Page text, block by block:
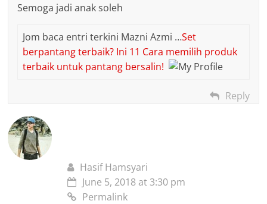
Semoga jadi anak soleh
Jom baca entri terkini Mazni Azmi …Set
berpantang terbaik? Ini 11 Cara memilih produk
terbaik untuk pantang bersalin!
Reply
Hasif Hamsyari
June 5, 2018 at 3:30 pm
Permalink